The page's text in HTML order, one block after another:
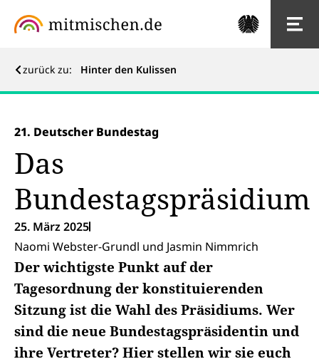
zurück zu: Hinter den Kulissen
21. Deutscher Bundestag
Das
Bundestagspräsidium
25. März 2025
Naomi Webster-Grundl und Jasmin Nimmrich
Der wichtigste Punkt auf der
Tagesordnung der konstituierenden
Sitzung ist die Wahl des Präsidiums. Wer
sind die neue Bundestagspräsidentin und
ihre Vertreter? Hier stellen wir sie euch